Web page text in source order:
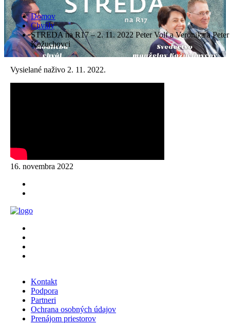
Domov
Chvály
STREDA na R17 – 2. 11. 2022 Peter Volf a Veronika a Peter
Kožuchovci
Vysielané naživo 2. 11. 2022.
16. novembra 2022
Kontakt
Podpora
Partneri
Ochrana osobných údajov
Prenájom priestorov